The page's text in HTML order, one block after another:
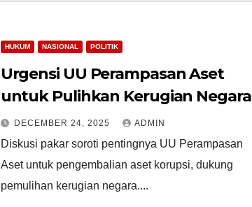
HUKUM NASIONAL POLITIK
Urgensi UU Perampasan Aset
untuk Pulihkan Kerugian Negara
DECEMBER 24, 2025 ADMIN
Diskusi pakar soroti pentingnya UU Perampasan
Aset untuk pengembalian aset korupsi, dukung
pemulihan kerugian negara....